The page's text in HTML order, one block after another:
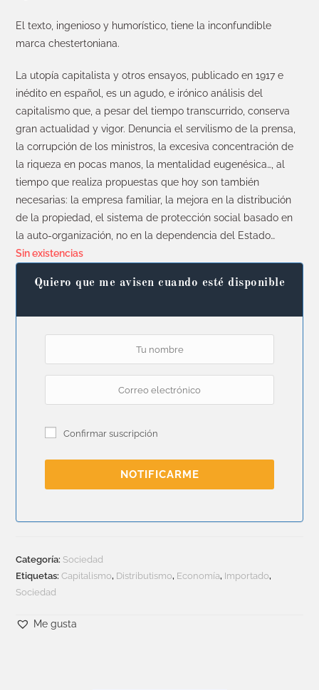
El texto, ingenioso y humorístico, tiene la inconfundible
marca chestertoniana.
La utopía capitalista y otros ensayos, publicado en 1917 e
inédito en español, es un agudo, e irónico análisis del
capitalismo que, a pesar del tiempo transcurrido, conserva
gran actualidad y vigor. Denuncia el servilismo de la prensa,
la corrupción de los ministros, la excesiva concentración de
la riqueza en pocas manos, la mentalidad eugenésica…, al
tiempo que realiza propuestas que hoy son también
necesarias: la empresa familiar, la mejora en la distribución
de la propiedad, el sistema de protección social basado en
la auto-organización, no en la dependencia del Estado…
Sin existencias
Quiero que me avisen cuando esté disponible
Confirmar suscripción
NOTIFICARME
Categoría:Sociedad
Etiquetas:Capitalismo, Distributismo, Economía, Importado,
Sociedad
Me gusta